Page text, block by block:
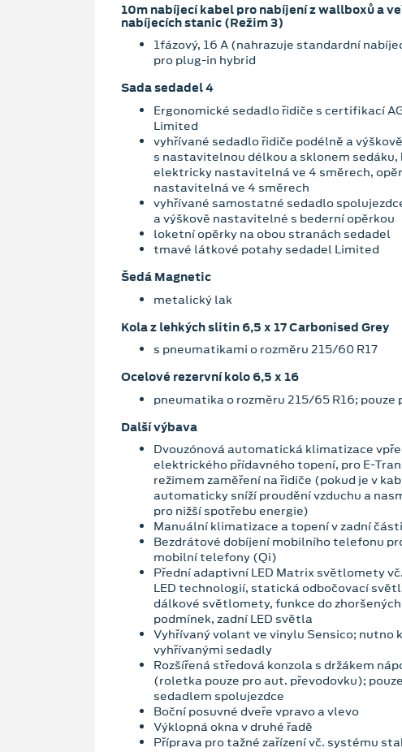
10m nabíjecí kabel pro nabíjení z wallboxů a
nabíjecích stanic (Režim 3)
1fázový, 16 A (nahrazuje standardní
pro plug-in hybrid
Sada sedadel 4
Ergonomické sedadlo řidiče s certifikací
Limited
vyhřívané sedadlo řidiče podélně a
s nastavitelnou délkou a sklonem sedáku,
elektricky nastavitelná ve 4 směrech,
nastavitelná ve 4 směrech
vyhřívané samostatné sedadlo
a výškově nastavitelné s bederní opěrkou
loketní opěrky na obou stranách sedadel
tmavé látkové potahy sedadel Limited
Šedá Magnetic
metalický lak
Kola z lehkých slitin 6,5 x 17 Carbonised Grey
s pneumatikami o rozměru 215/60 R17
Ocelové rezervní kolo 6,5 x 16
pneumatika o rozměru 215/65 R16; pouze
Další výbava
Dvouzónová automatická klimatizace
elektrického přídavného topení, pro E-
režimem zaměření na řidiče (pokud je v
automaticky sníží proudění vzduchu a
pro nižší spotřebu energie)
Manuální klimatizace a topení v zadní
Bezdrátové dobíjení mobilního telefonu
mobilní telefony (Qi)
Přední adaptivní LED Matrix světlomety
LED technologií, statická odbočovací
dálkové světlomety, funkce do
podmínek, zadní LED světla
Vyhřívaný volant ve vinylu Sensico; nutno
vyhřívanými sedadly
Rozšířená středová konzola s držákem
(roletka pouze pro aut. převodovku);
sedadlem spolujezdce
Boční posuvné dveře vpravo a vlevo
Výklopná okna v druhé řadě
Příprava pro tažné zařízení vč. systému